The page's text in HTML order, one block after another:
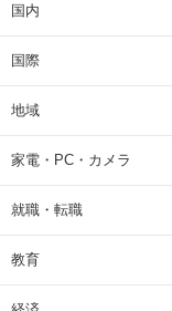
国内
国際
地域
家電・PC・カメラ
就職・転職
教育